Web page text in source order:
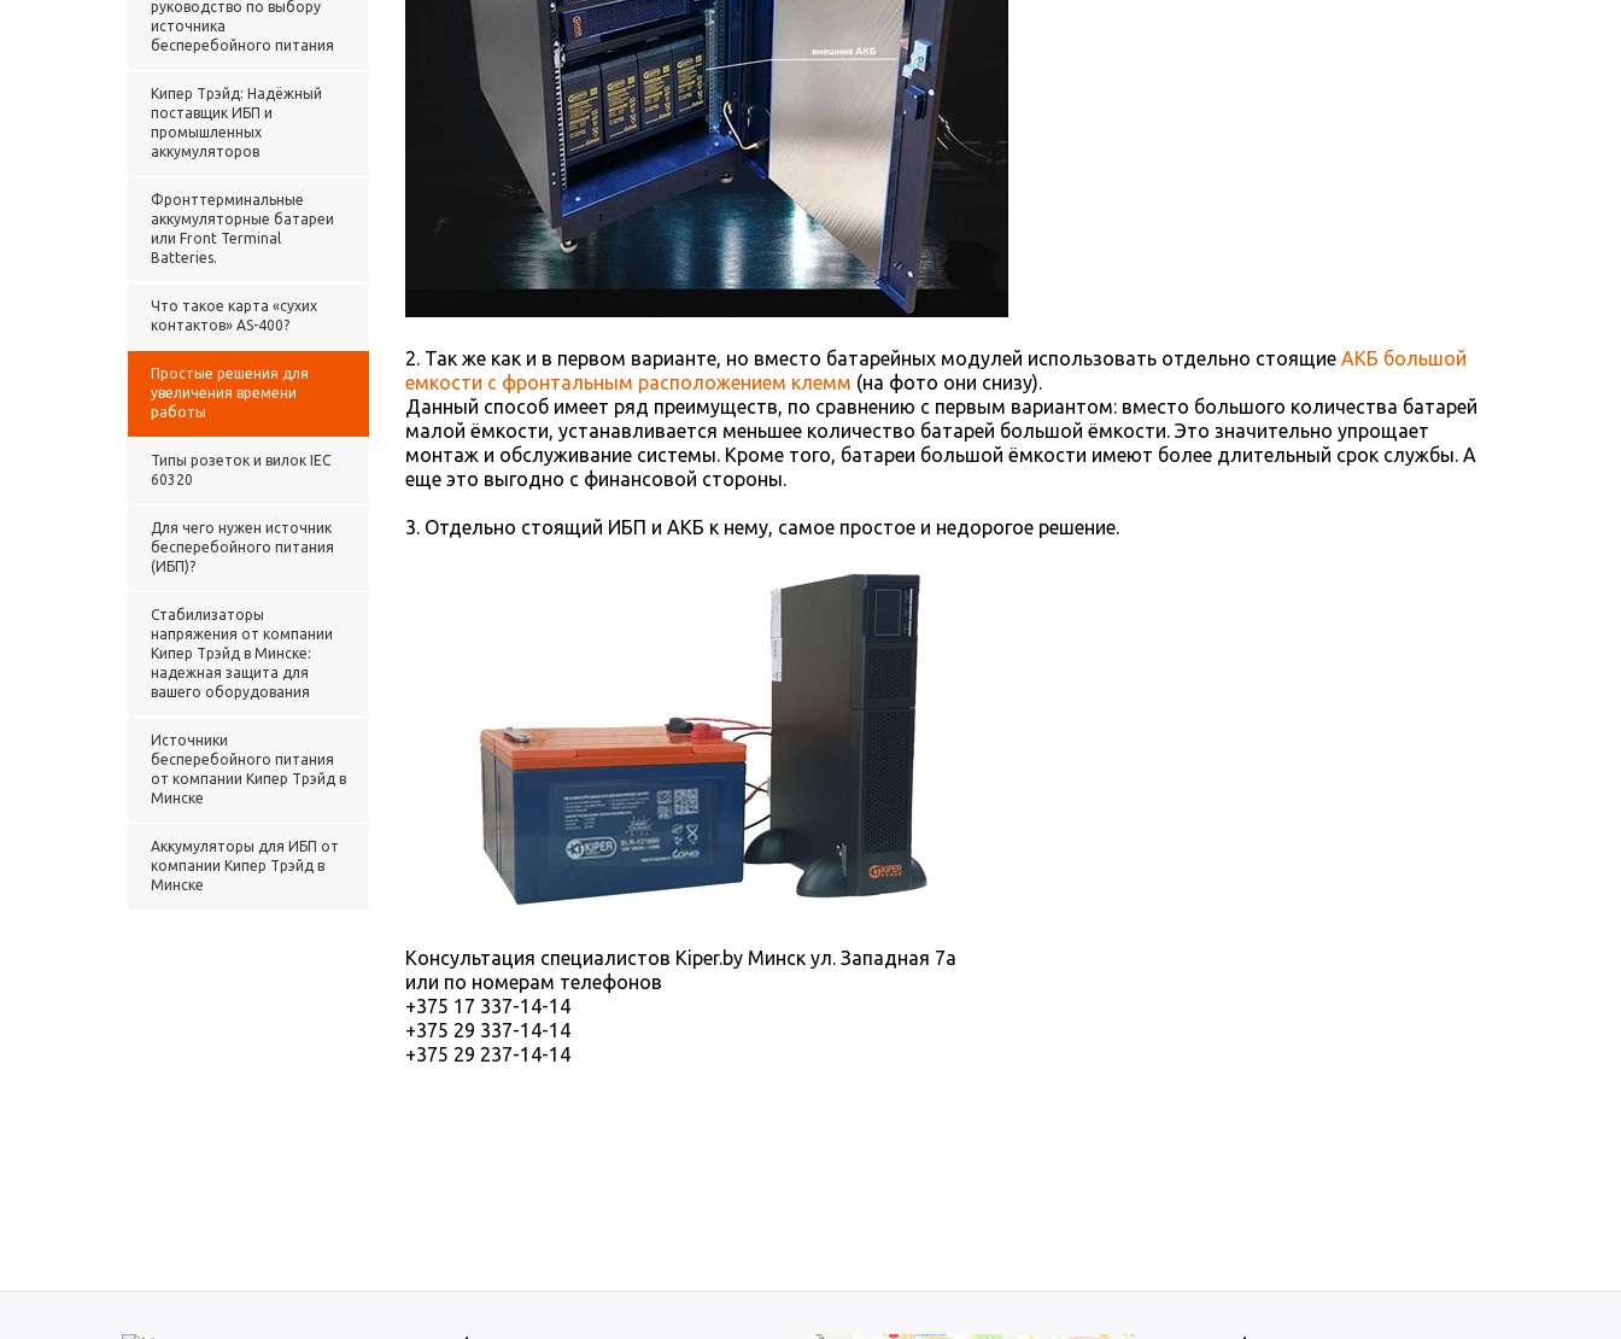
руководство по выбору
источника
бесперебойного питания
Кипер Трэйд: Надёжный
поставщик ИБП и
промышленных
аккумуляторов
Фронттерминальные
аккумуляторные батареи
или Front Terminal
Batteries.
Что такое карта «сухих
контактов» AS-400?
Простые решения для
увеличения времени
работы
Типы розеток и вилок IEC
60320
Для чего нужен источник
бесперебойного питания
(ИБП)?
Стабилизаторы
напряжения от компании
Кипер Трэйд в Минске:
надежная защита для
вашего оборудования
Источники
бесперебойного питания
от компании Кипер Трэйд в
Минске
Аккумуляторы для ИБП от
компании Кипер Трэйд в
Минске
2. Так же как и в первом варианте, но вместо батарейных модулей использовать отдельно стоящие АКБ большой
емкости с фронтальным расположением клемм (на фото они снизу).
Данный способ имеет ряд преимуществ, по сравнению с первым вариантом: вместо большого количества батарей
малой ёмкости, устанавливается меньшее количество батарей большой ёмкости. Это значительно упрощает
монтаж и обслуживание системы. Кроме того, батареи большой ёмкости имеют более длительный срок службы. А
еще это выгодно с финансовой стороны.
3. Отдельно стоящий ИБП и АКБ к нему, самое простое и недорогое решение.
Консультация специалистов Kiper.by Минск ул. Западная 7а
или по номерам телефонов
+375 17 337-14-14
+375 29 337-14-14
+375 29 237-14-14